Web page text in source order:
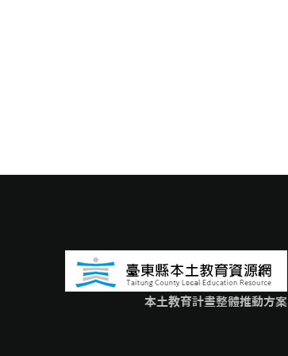
本土教育計畫整體推動方案